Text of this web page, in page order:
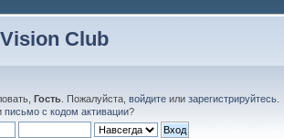
Club
Гость . Пожалуйста, войдите или зарегистрируйтесь
письмо с кодом активации?